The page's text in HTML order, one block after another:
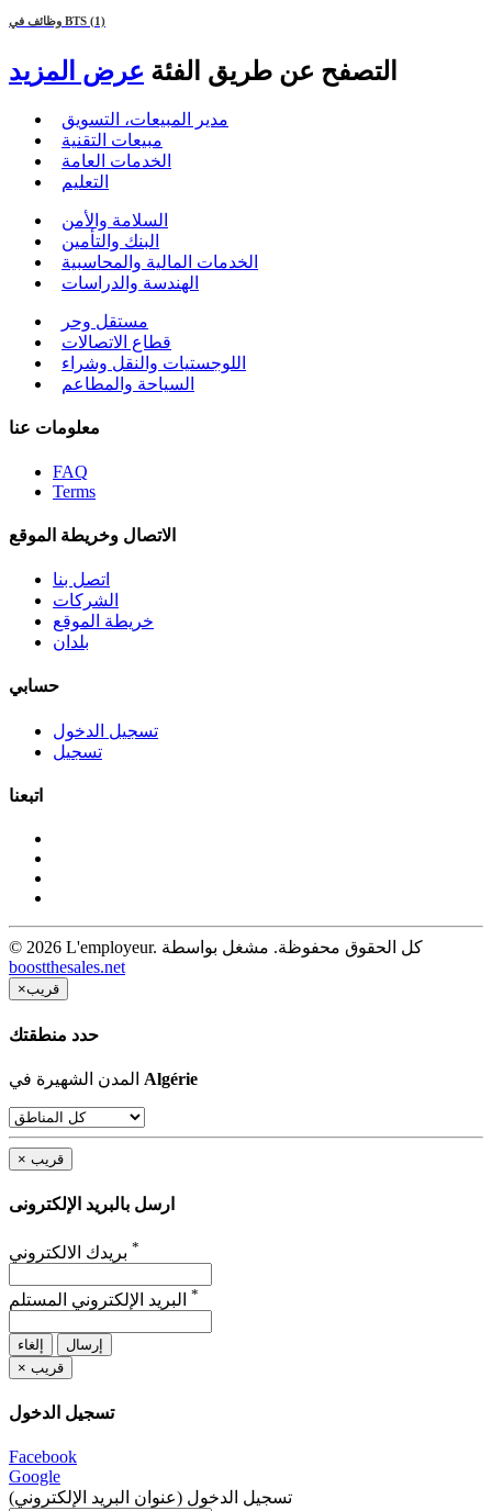
BTS (1)
التصفح عن طريق الفئة عرض المزيد
مدير المبيعات، التسويق
مبيعات التقنية
الخدمات العامة
التعليم
السلامة والأمن
البنك والتأمين
الخدمات المالية والمحاسبية
الهندسة والدراسات
مستقل وحر
قطاع الاتصالات
اللوجستيات والنقل وشراء
السياحة والمطاعم
معلومات عنا
FAQ
Terms
الاتصال وخريطة الموقع
اتصل بنا
الشركات
خريطة الموقع
بلدان
حسابي
تسجيل الدخول
تسجيل
اتبعنا
© 2026 L'employeur. كل الحقوق محفوظة. مشغل بواسطة
boostthesales.net
×قريب
حدد منطقتك
Algérie
× قريب
ارسل بالبريد الإلكترونى
*
*
إلغاء
إرسال
× قريب
تسجيل الدخول
Facebook
Google
تسجيل الدخول (عنوان البريد الإلكتروني)